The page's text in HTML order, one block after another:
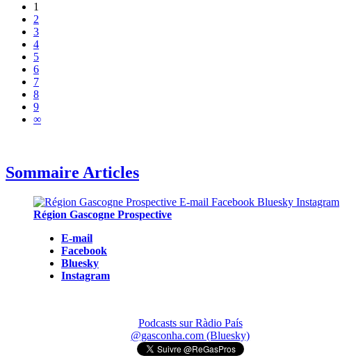
1
2
3
4
5
6
7
8
9
∞
Sommaire Articles
Région Gascogne Prospective
E-mail
Facebook
Bluesky
Instagram
Podcasts sur Ràdio País
@gasconha.com (Bluesky)